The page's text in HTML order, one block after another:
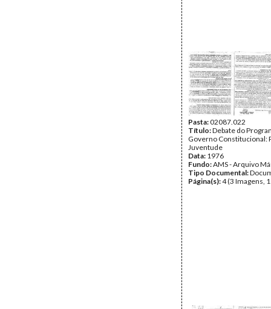
Pasta:02087.022
Título:Debate do
Governo Constitucional:
Juventude
Data: 1976
Fundo:AMS - Arquivo
Tipo Documental:
Página(s):4 (3 Imagens,